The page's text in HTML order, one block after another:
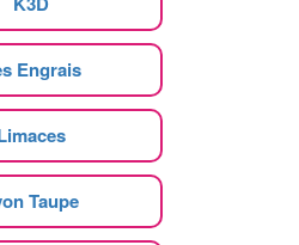
Engrais
Taupe